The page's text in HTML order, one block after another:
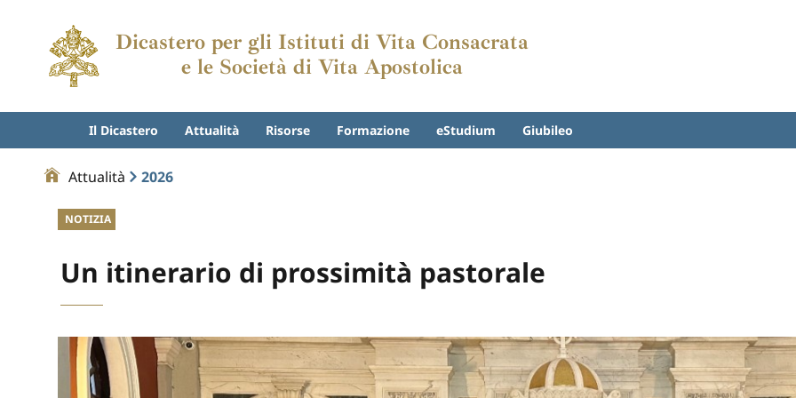
Dicastero per gli Istituti di Vita Consacrata
e le Società di Vita Apostolica
Il Dicastero Attualità Risorse Formazione eStudium Giubileo
Attualità 2026
NOTIZIA
Un itinerario di prossimità pastorale